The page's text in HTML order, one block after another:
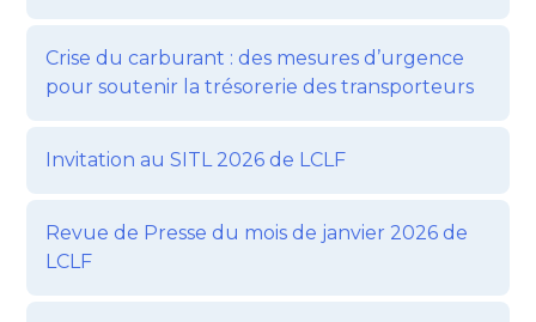
Crise du carburant : des mesures d’urgence
pour soutenir la trésorerie des transporteurs
Invitation au SITL 2026 de LCLF
Revue de Presse du mois de janvier 2026 de
LCLF